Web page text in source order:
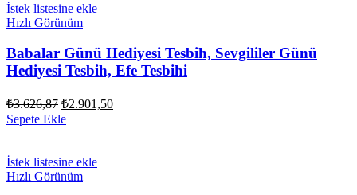
İstek listesine ekle
Hızlı Görünüm
Babalar Günü Hediyesi Tesbih, Sevgililer Günü
Hediyesi Tesbih, Efe Tesbihi
₺3.626,87 Orijinal
fiyat:
₺2.901,50Şu
Sepete Ekle
İstek listesine ekle
Hızlı Görünüm